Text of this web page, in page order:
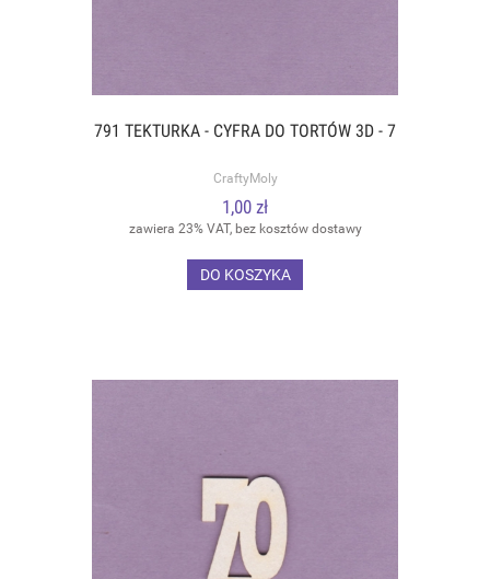
791 TEKTURKA - CYFRA DO TORTÓW 3D - 7
CraftyMoly
1,00 zł
zawiera 23% VAT, bez kosztów dostawy
DO KOSZYKA